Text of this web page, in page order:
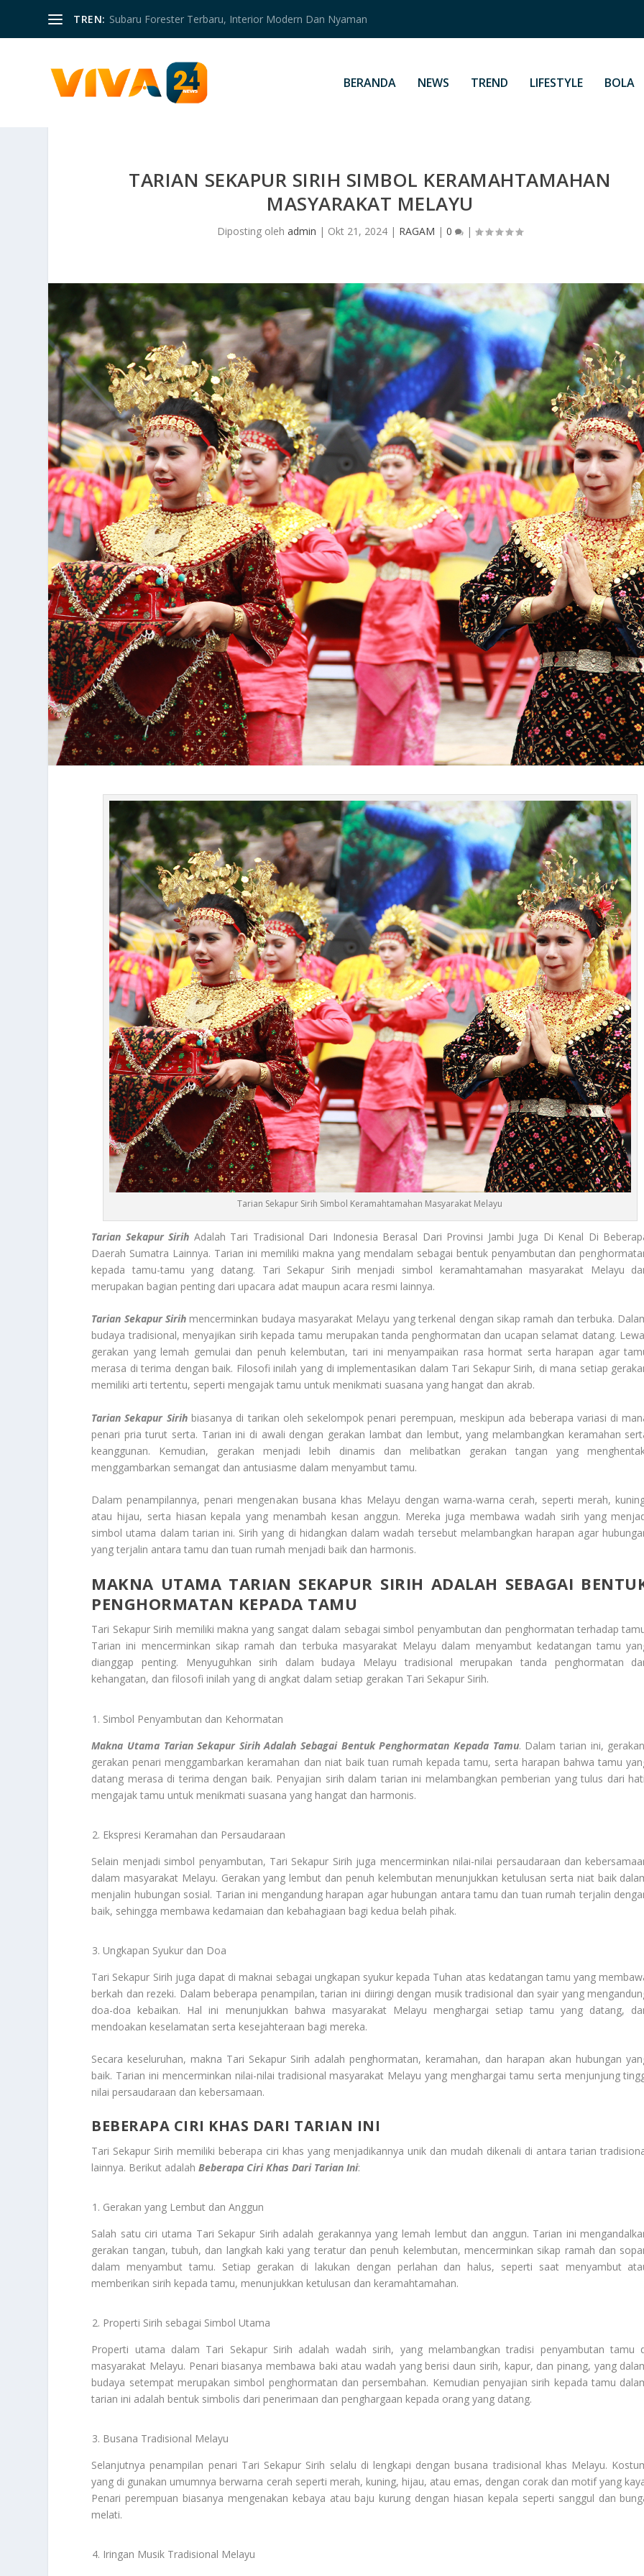
TREN: Subaru Forester Terbaru, Interior Modern Dan Nyaman
BERANDA NEWS TREND LIFESTYLE BOLA
TARIAN SEKAPUR SIRIH SIMBOL KERAMAHTAMAHAN
MASYARAKAT MELAYU
Diposting olehadmin | Okt 21, 2024 | RAGAM |0 |
Tarian Sekapur Sirih Simbol Keramahtamahan Masyarakat Melayu
Tarian Sekapur Sirih Adalah Tari Tradisional Dari Indonesia Berasal Dari Provinsi Jambi Juga Di Kenal Di
Daerah Sumatra Lainnya. Tarian ini memiliki makna yang mendalam sebagai bentuk penyambutan dan
kepada tamu-tamu yang datang. Tari Sekapur Sirih menjadi simbol keramahtamahan masyarakat Melayu
merupakan bagian penting dari upacara adat maupun acara resmi lainnya.
Tarian Sekapur Sirihmencerminkan budaya masyarakat Melayu yang terkenal dengan sikap ramah dan terbuka.
budaya tradisional, menyajikan sirih kepada tamu merupakan tanda penghormatan dan ucapan selamat datang.
gerakan yang lemah gemulai dan penuh kelembutan, tari ini menyampaikan rasa hormat serta harapan agar
merasa di terima dengan baik. Filosofi inilah yang di implementasikan dalam Tari Sekapur Sirih, di mana setiap
memiliki arti tertentu, seperti mengajak tamu untuk menikmati suasana yang hangat dan akrab.
Tarian Sekapur Sirihbiasanya di tarikan oleh sekelompok penari perempuan, meskipun ada beberapa variasi di
penari pria turut serta. Tarian ini di awali dengan gerakan lambat dan lembut, yang melambangkan keramahan
keanggunan. Kemudian, gerakan menjadi lebih dinamis dan melibatkan gerakan tangan yang
menggambarkan semangat dan antusiasme dalam menyambut tamu.
Dalam penampilannya, penari mengenakan busana khas Melayu dengan warna-warna cerah, seperti merah,
atau hijau, serta hiasan kepala yang menambah kesan anggun. Mereka juga membawa wadah sirih yang
simbol utama dalam tarian ini. Sirih yang di hidangkan dalam wadah tersebut melambangkan harapan agar
yang terjalin antara tamu dan tuan rumah menjadi baik dan harmonis.
MAKNA UTAMA TARIAN SEKAPUR SIRIH ADALAH SEBAGAI
PENGHORMATAN KEPADA TAMU
Tari Sekapur Sirih memiliki makna yang sangat dalam sebagai simbol penyambutan dan penghormatan terhadap
Tarian ini mencerminkan sikap ramah dan terbuka masyarakat Melayu dalam menyambut kedatangan tamu
dianggap penting. Menyuguhkan sirih dalam budaya Melayu tradisional merupakan tanda penghormatan
kehangatan, dan filosofi inilah yang di angkat dalam setiap gerakan Tari Sekapur Sirih.
Simbol Penyambutan dan Kehormatan
Makna Utama Tarian Sekapur Sirih Adalah Sebagai Bentuk Penghormatan Kepada Tamu. Dalam tarian ini,
gerakan penari menggambarkan keramahan dan niat baik tuan rumah kepada tamu, serta harapan bahwa tamu
datang merasa di terima dengan baik. Penyajian sirih dalam tarian ini melambangkan pemberian yang tulus dari
mengajak tamu untuk menikmati suasana yang hangat dan harmonis.
Ekspresi Keramahan dan Persaudaraan
Selain menjadi simbol penyambutan, Tari Sekapur Sirih juga mencerminkan nilai-nilai persaudaraan dan
dalam masyarakat Melayu. Gerakan yang lembut dan penuh kelembutan menunjukkan ketulusan serta niat baik
menjalin hubungan sosial. Tarian ini mengandung harapan agar hubungan antara tamu dan tuan rumah terjalin
baik, sehingga membawa kedamaian dan kebahagiaan bagi kedua belah pihak.
Ungkapan Syukur dan Doa
Tari Sekapur Sirih juga dapat di maknai sebagai ungkapan syukur kepada Tuhan atas kedatangan tamu yang
berkah dan rezeki. Dalam beberapa penampilan, tarian ini diiringi dengan musik tradisional dan syair yang
doa-doa kebaikan. Hal ini menunjukkan bahwa masyarakat Melayu menghargai setiap tamu yang datang,
mendoakan keselamatan serta kesejahteraan bagi mereka.
Secara keseluruhan, makna Tari Sekapur Sirih adalah penghormatan, keramahan, dan harapan akan hubungan
baik. Tarian ini mencerminkan nilai-nilai tradisional masyarakat Melayu yang menghargai tamu serta menjunjung
nilai persaudaraan dan kebersamaan.
BEBERAPA CIRI KHAS DARI TARIAN INI
Tari Sekapur Sirih memiliki beberapa ciri khas yang menjadikannya unik dan mudah dikenali di antara tarian
lainnya. Berikut adalahBeberapa Ciri Khas Dari Tarian Ini:
Gerakan yang Lembut dan Anggun
Salah satu ciri utama Tari Sekapur Sirih adalah gerakannya yang lemah lembut dan anggun. Tarian ini
gerakan tangan, tubuh, dan langkah kaki yang teratur dan penuh kelembutan, mencerminkan sikap ramah dan
dalam menyambut tamu. Setiap gerakan di lakukan dengan perlahan dan halus, seperti saat menyambut
memberikan sirih kepada tamu, menunjukkan ketulusan dan keramahtamahan.
Properti Sirih sebagai Simbol Utama
Properti utama dalam Tari Sekapur Sirih adalah wadah sirih, yang melambangkan tradisi penyambutan tamu
masyarakat Melayu. Penari biasanya membawa baki atau wadah yang berisi daun sirih, kapur, dan pinang, yang
budaya setempat merupakan simbol penghormatan dan persembahan. Kemudian penyajian sirih kepada tamu
tarian ini adalah bentuk simbolis dari penerimaan dan penghargaan kepada orang yang datang.
Busana Tradisional Melayu
Selanjutnya penampilan penari Tari Sekapur Sirih selalu di lengkapi dengan busana tradisional khas Melayu.
yang di gunakan umumnya berwarna cerah seperti merah, kuning, hijau, atau emas, dengan corak dan motif yang
Penari perempuan biasanya mengenakan kebaya atau baju kurung dengan hiasan kepala seperti sanggul dan
melati.
Iringan Musik Tradisional Melayu